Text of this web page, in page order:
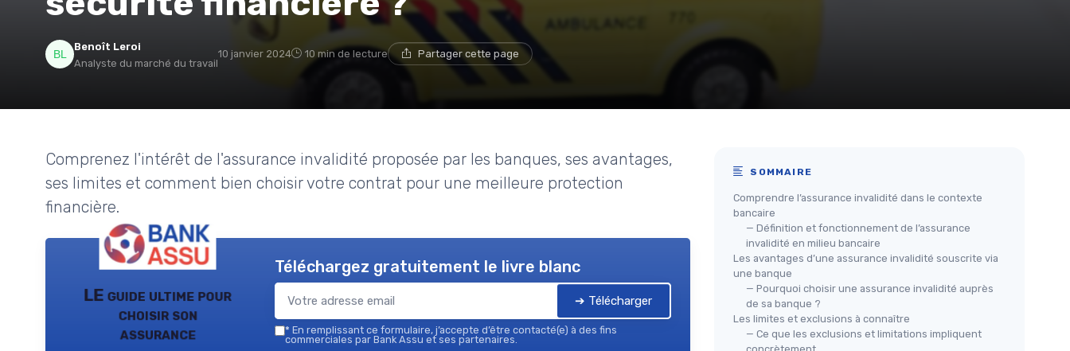
Benoît Leroi
Analyste du marché du travail
10 janvier 2024 10 min de lecture Partager cette page
Comprenez l'intérêt de l'assurance invalidité proposée par les banques, ses avantages,
ses limites et comment bien choisir votre contrat pour une meilleure protection
financière.
LE guide ultime pour
choisir son
assurance
Téléchargez gratuitement le livre blanc
➔ Télécharger
* En remplissant ce formulaire, j’accepte d’être contacté(e) à des fins
commerciales par Bank Assu et ses partenaires.
SOMMAIRE
Comprendre l’assurance invalidité dans le contexte
bancaire
— Définition et fonctionnement de l’assurance
invalidité en milieu bancaire
Les avantages d’une assurance invalidité souscrite via
une banque
— Pourquoi choisir une assurance invalidité auprès
de sa banque ?
Les limites et exclusions à connaître
— Ce que les exclusions et limitations impliquent